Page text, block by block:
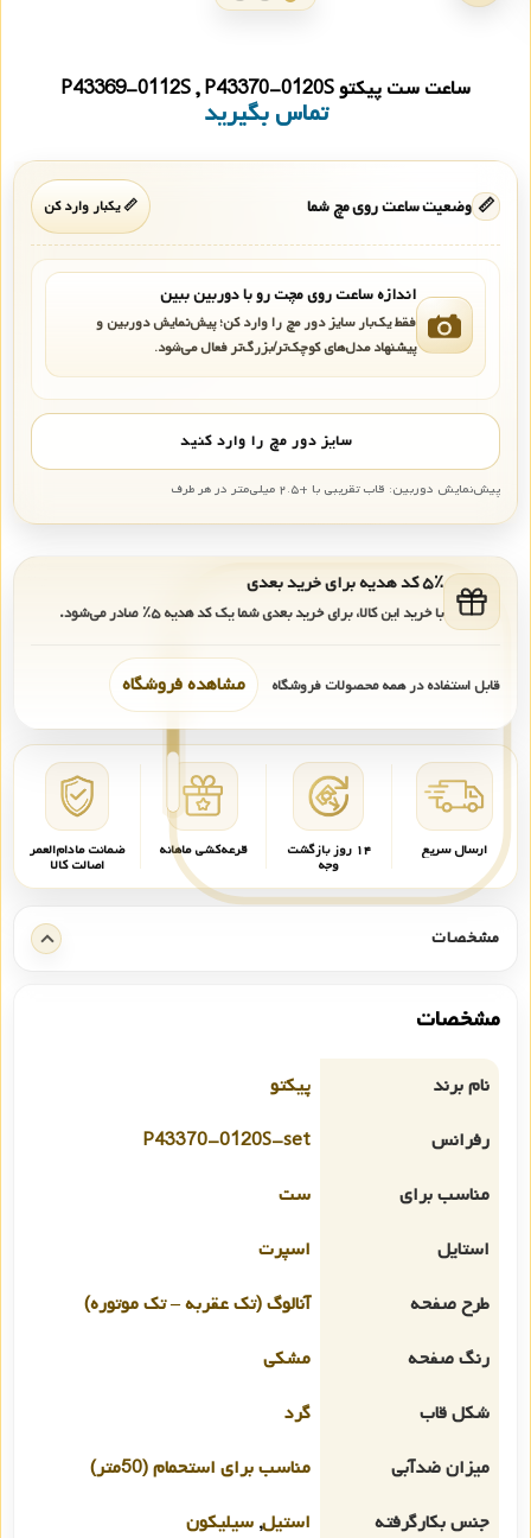
ساعت ست پیکتو P43369-0112S , P43370-0120S
تماس بگیرید
📏 وضعیت ساعت روی مچ شما 📏 یکبار وارد کن
اندازه ساعت روی مچت رو با دوربین ببین
فقط یک‌بار سایز دور مچ را وارد کن؛ پیش‌نمایش دوربین و
پیشنهاد مدل‌های کوچک‌تر/بزرگ‌تر فعال می‌شود.
سایز دور مچ را وارد کنید
پیش‌نمایش دوربین: قاب تقریبی با +۲.۵ میلی‌متر در هر طرف
۵٪ کد هدیه برای خرید بعدی
با خرید این کالا، برای خرید بعدی شما یک کد هدیه۵٪ صادر می‌شود.
قابل استفاده در همه محصولات فروشگاه مشاهده فروشگاه
ارسال سریع ۱۴ روز بازگشت
وجه
قرعه‌کشی ماهانه ضمانت مادام‌العمر
اصالت کالا
مشخصات
مشخصات
نام برند
پیکتو
رفرانس
P43370-0120S-set
مناسب برای
ست
استایل
اسپرت
طرح صفحه
آنالوگ (تک عقربه – تک موتوره)
رنگ صفحه
مشکی
شکل قاب
گرد
میزان ضدآبی
مناسب برای استحمام (50متر)
جنس بکارگرفته
استیل, سیلیکون